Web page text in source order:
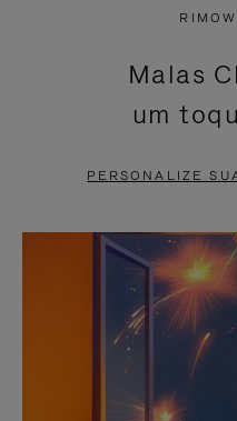
PAUSADO,
PARA
LO
SOM.
POR
FAVOR,
PARA
ATIVÁ-
LO
Malas
um
PERSONALIZE